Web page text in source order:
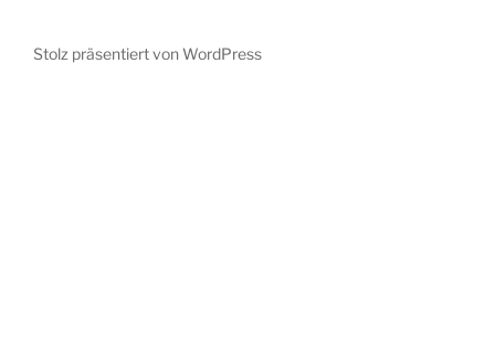
Stolz präsentiert von WordPress